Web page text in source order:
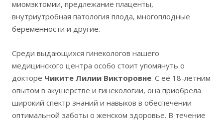
миомэктомии, предлежание плаценты,
внутриутробная патология плода, многоплодные
беременности и другие.
Среди выдающихся гинекологов нашего
медицинского центра особо стоит упомянуть о
докторе Чиките Лилии Викторовне. С её 18-летним
опытом в акушерстве и гинекологии, она приобрела
широкий спектр знаний и навыков в обеспечении
оптимальной заботы о женском здоровье. В течение